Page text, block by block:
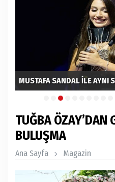
MUSTAFA SANDAL İLE AYNI
TUĞBA ÖZAY’DAN
BULUŞMA
Ana Sayfa Magazin